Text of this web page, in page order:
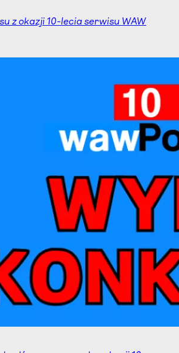
z okazji 10-lecia serwisu WAW